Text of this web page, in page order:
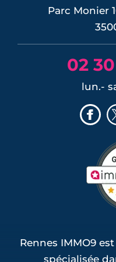
Parc Monier
02
lun.-
Rennes IMMO9
spécialisée